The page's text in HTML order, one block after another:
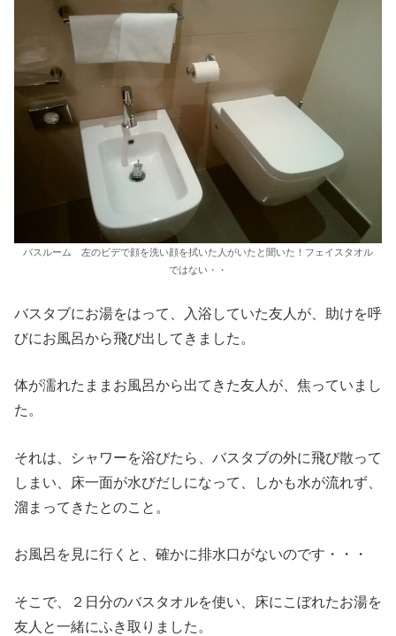
バスルーム 左のビデで顔を洗い顔を拭いた人がいたと聞いた！フェイスタオル
ではない・・
バスタブにお湯をはって、入浴していた友人が、助けを呼
びにお風呂から飛び出してきました。
体が濡れたままお風呂から出てきた友人が、焦っていまし
た。
それは、シャワーを浴びたら、バスタブの外に飛び散って
しまい、床一面が水びだしになって、しかも水が流れず、
溜まってきたとのこと。
お風呂を見に行くと、確かに排水口がないのです・・・
そこで、２日分のバスタオルを使い、床にこぼれたお湯を
友人と一緒にふき取りました。